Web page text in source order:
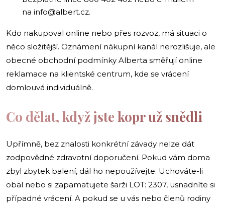
na info@albert.cz.
Kdo nakupoval online nebo přes rozvoz, má situaci o
něco složitější. Oznámení nákupní kanál nerozlišuje, ale
obecné obchodní podmínky Alberta směřují online
reklamace na klientské centrum, kde se vrácení
domlouvá individuálně.
Co dělat, když jste kopr už snědli
Upřímně, bez znalosti konkrétní závady nelze dát
zodpovědné zdravotní doporučení. Pokud vám doma
zbyl zbytek balení, dál ho nepoužívejte. Uchováte-li
obal nebo si zapamatujete šarži LOT: 2307, usnadníte si
případné vrácení. A pokud se u vás nebo členů rodiny